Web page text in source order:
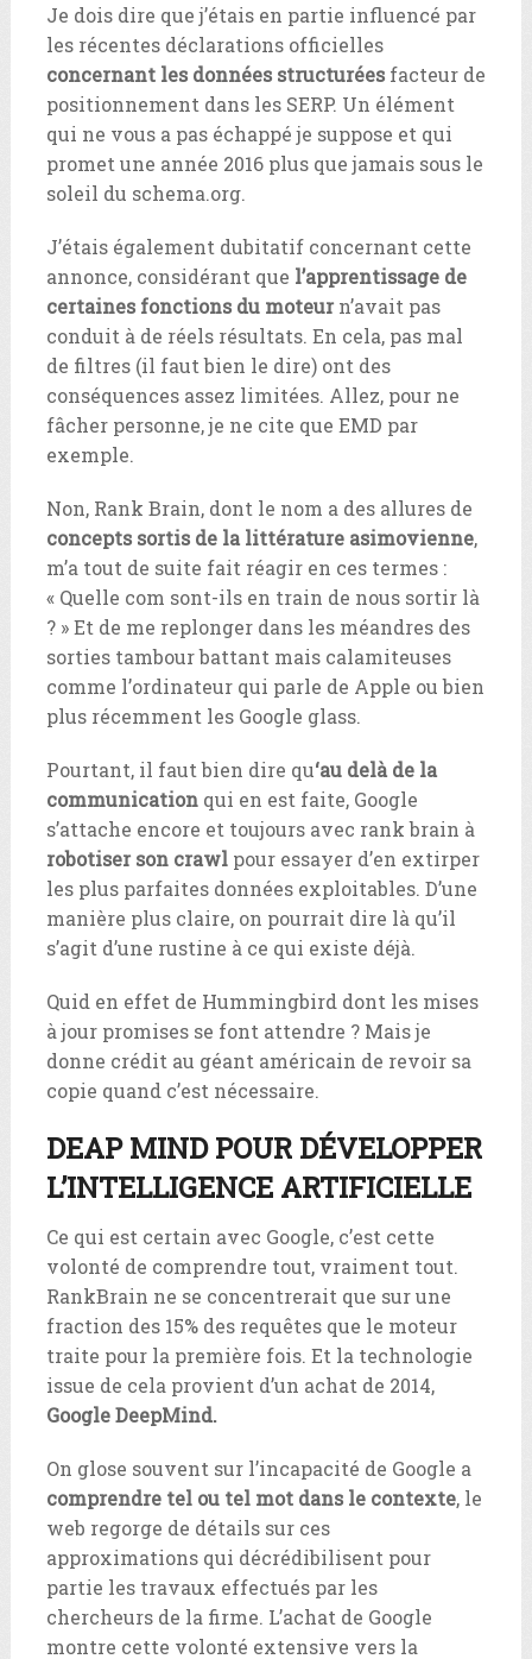
Je dois dire que j’étais en partie influencé par
les récentes déclarations officielles
concernant les données structuréesfacteur de
positionnement dans les SERP. Un élément
qui ne vous a pas échappé je suppose et qui
promet une année 2016 plus que jamais sous le
soleil du schema.org.
J’étais également dubitatif concernant cette
annonce, considérant que l’apprentissage de
certaines fonctions du moteurn’avait pas
conduit à de réels résultats. En cela, pas mal
de filtres (il faut bien le dire) ont des
conséquences assez limitées. Allez, pour ne
fâcher personne, je ne cite que EMD par
exemple.
Non, Rank Brain, dont le nom a des allures de
concepts sortis de la littérature asimovienne,
m’a tout de suite fait réagir en ces termes :
« Quelle com sont-ils en train de nous sortir là
? » Et de me replonger dans les méandres des
sorties tambour battant mais calamiteuses
comme l’ordinateur qui parle de Apple ou bien
plus récemment les Google glass.
Pourtant, il faut bien dire qu‘au delà de la
communicationqui en est faite, Google
s’attache encore et toujours avec rank brain à
robotiser son crawlpour essayer d’en extirper
les plus parfaites données exploitables. D’une
manière plus claire, on pourrait dire là qu’il
s’agit d’une rustine à ce qui existe déjà.
Quid en effet de Hummingbird dont les mises
à jour promises se font attendre ? Mais je
donne crédit au géant américain de revoir sa
copie quand c’est nécessaire.
DEAP MIND POUR DÉVELOPPER
L’INTELLIGENCE ARTIFICIELLE
Ce qui est certain avec Google, c’est cette
volonté de comprendre tout, vraiment tout.
RankBrain ne se concentrerait que sur une
fraction des 15% des requêtes que le moteur
traite pour la première fois. Et la technologie
issue de cela provient d’un achat de 2014,
Google DeepMind.
On glose souvent sur l’incapacité de Google a
comprendre tel ou tel mot dans le contexte, le
web regorge de détails sur ces
approximations qui décrédibilisent pour
partie les travaux effectués par les
chercheurs de la firme. L’achat de Google
montre cette volonté extensive vers la